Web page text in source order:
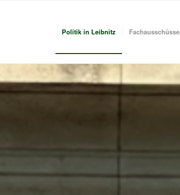
Politik in Leibnitz Fachausschüsse